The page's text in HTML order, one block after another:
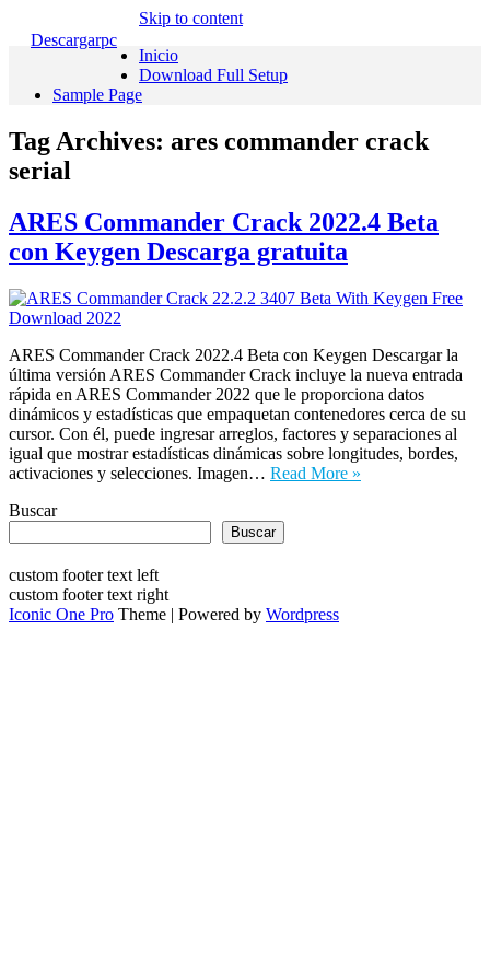
Descargarpc
Skip to content
Inicio
Download Full Setup
Sample Page
Tag Archives: ares commander crack
serial
ARES Commander Crack 2022.4 Beta
con Keygen Descarga gratuita
ARES Commander Crack 2022.4 Beta con Keygen Descargar la
última versión ARES Commander Crack incluye la nueva entrada
rápida en ARES Commander 2022 que le proporciona datos
dinámicos y estadísticas que empaquetan contenedores cerca de su
cursor. Con él, puede ingresar arreglos, factores y separaciones al
igual que mostrar estadísticas dinámicas sobre longitudes, bordes,
activaciones y selecciones. Imagen… Read More »
Buscar
Buscar
custom footer text left
custom footer text right
Iconic One Pro Theme | Powered by Wordpress